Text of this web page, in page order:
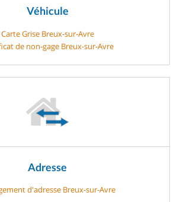
Véhicule
Carte Grise Breux-sur-Avre
de non-gage Breux-sur-Avre
Adresse
d'adresse Breux-sur-Avre